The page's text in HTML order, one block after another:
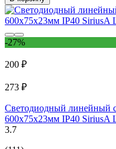
-27%
200 ₽
273 ₽
Светодиодный линейный
600х75х23мм IP40 SiriusA
3.7